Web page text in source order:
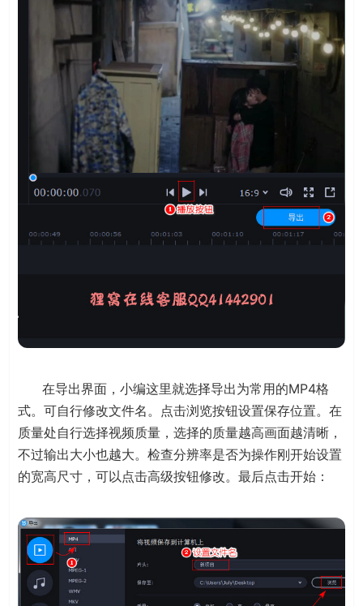
在导出界面，小编这里就选择导出为常用的MP4格
式。可自行修改文件名。点击浏览按钮设置保存位置。在
质量处自行选择视频质量，选择的质量越高画面越清晰，
不过输出大小也越大。检查分辨率是否为操作刚开始设置
的宽高尺寸，可以点击高级按钮修改。最后点击开始：